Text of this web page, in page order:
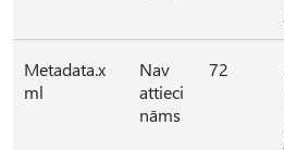
Metadata.x
ml
Nav
attieci
nāms
72